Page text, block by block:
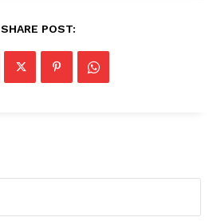
SHARE POST: